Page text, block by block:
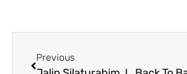
Previous